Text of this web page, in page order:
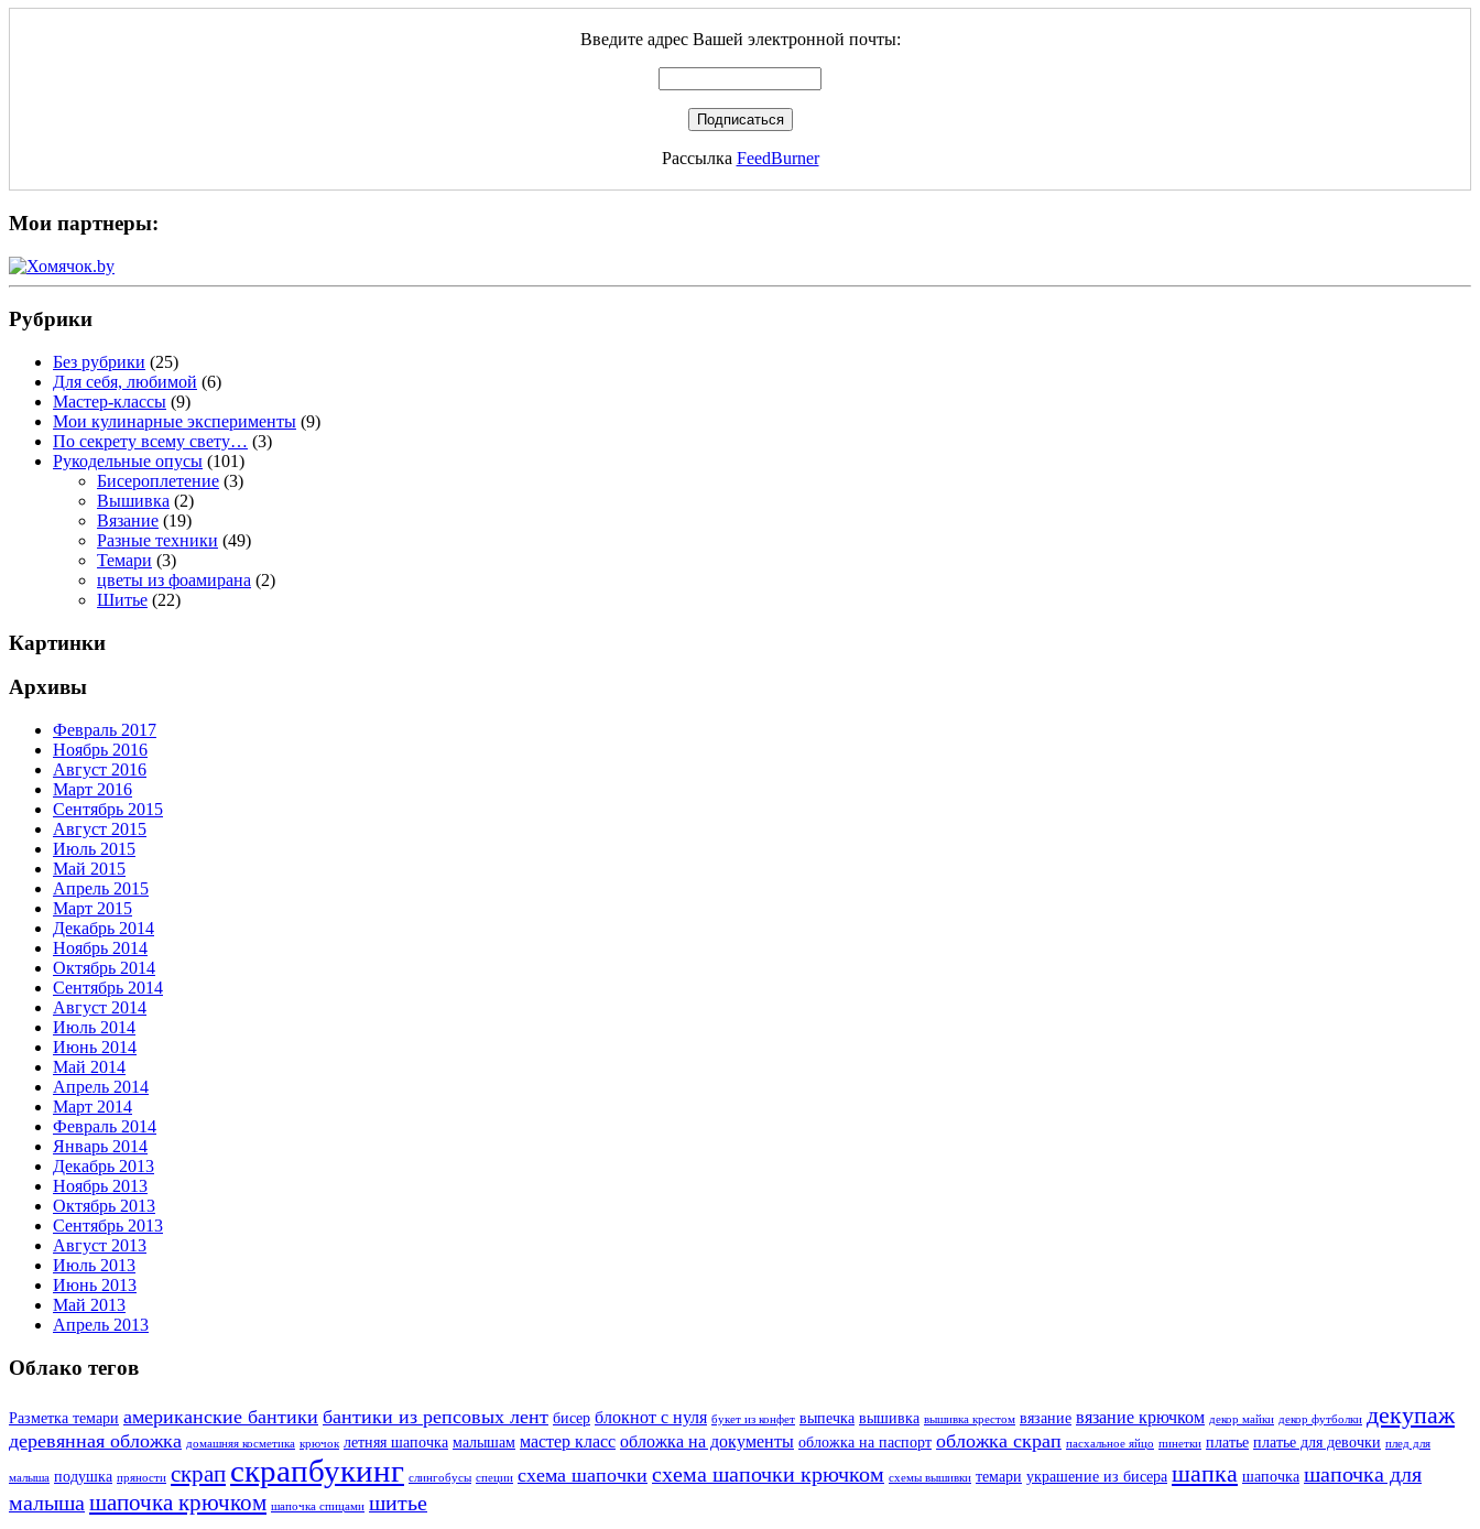
Введите адрес Вашей электронной почты:
Рассылка FeedBurner
Мои партнеры:
Рубрики
Без рубрики (25)
Для себя, любимой (6)
Мастер-классы (9)
Мои кулинарные эксперименты (9)
По секрету всему свету… (3)
Рукодельные опусы (101)
Бисероплетение (3)
Вышивка (2)
Вязание (19)
Разные техники (49)
Темари (3)
цветы из фоамирана (2)
Шитье (22)
Картинки
Архивы
Февраль 2017
Ноябрь 2016
Август 2016
Март 2016
Сентябрь 2015
Август 2015
Июль 2015
Май 2015
Апрель 2015
Март 2015
Декабрь 2014
Ноябрь 2014
Октябрь 2014
Сентябрь 2014
Август 2014
Июль 2014
Июнь 2014
Май 2014
Апрель 2014
Март 2014
Февраль 2014
Январь 2014
Декабрь 2013
Ноябрь 2013
Октябрь 2013
Сентябрь 2013
Август 2013
Июль 2013
Июнь 2013
Май 2013
Апрель 2013
Облако тегов
Разметка темари американские бантики бантики из репсовых лент бисер блокнот с нуля букет из конфет выпечка вышивка вышивка крестом вязание вязание крючком декор майки декор футболки декупаж
деревянная обложка домашняя косметика крючок летняя шапочка малышам мастер класс обложка на документы обложка на паспорт обложка скрап пасхальное яйцо пинетки платье платье для девочки плед для
малыша подушка пряности скрап скрапбукинг слингобусы специи схема шапочки схема шапочки крючком схемы вышивки темари украшение из бисера шапка шапочка шапочка для
малыша шапочка крючком шапочка спицами шитье